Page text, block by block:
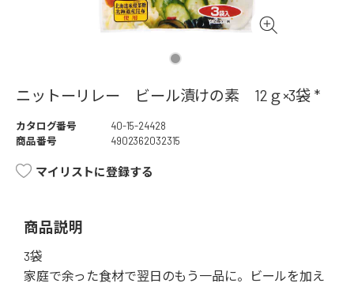
ニットーリレー ビール漬けの素 12ｇ×3袋 *
カタログ番号
40-15-24428
商品番号
4902362032315
マイリストに登録する
商品説明
3袋
家庭で余った食材で翌日のもう一品に。ビールを加え